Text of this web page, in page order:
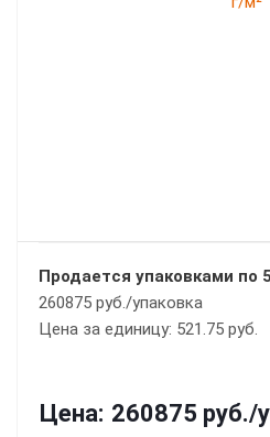
Продается упаковками по
260875 руб./упаковка
Цена за единицу: 521.75 руб.
Цена: 260875 руб./